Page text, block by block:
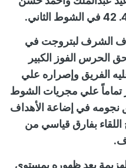
الشرف لبتروجت في
استحق الحرس الفوز الكبير
الفريق وإصراره علي
علي مجريات الشوط
نجومه في إضاعة الأهداف
اللقاء بفارق قياسي من
بعد ظهوره بمستوي